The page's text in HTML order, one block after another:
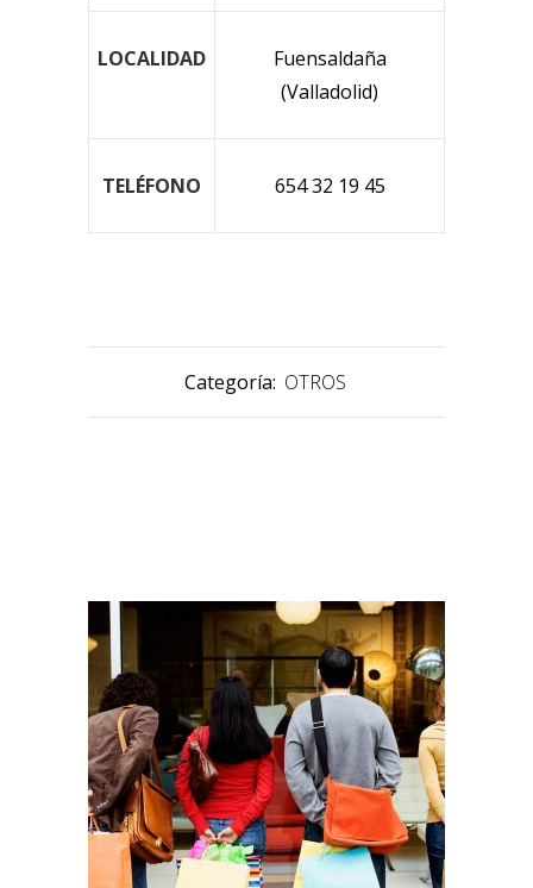
LOCALIDAD
Fuensaldaña
(Valladolid)
TELÉFONO 654 32 19 45
Categoría: OTROS